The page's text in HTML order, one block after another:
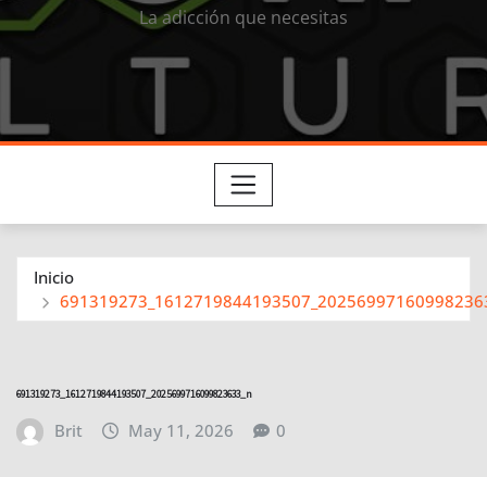
La adicción que necesitas
Inicio
691319273_1612719844193507_2025699716099823633_n
Brit May 11, 2026 0